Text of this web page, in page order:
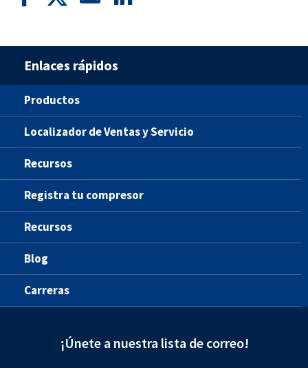
Enlaces rápidos
Productos
Localizador de Ventas y Servicio
Recursos
Registra tu compresor
Recursos
Blog
Carreras
¡Únete a nuestra lista de correo!